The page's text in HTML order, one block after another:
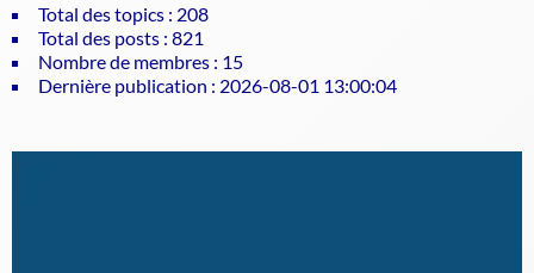
Total des topics : 208
Total des posts : 821
Nombre de membres : 15
Dernière publication : 2026-08-01 13:00:04